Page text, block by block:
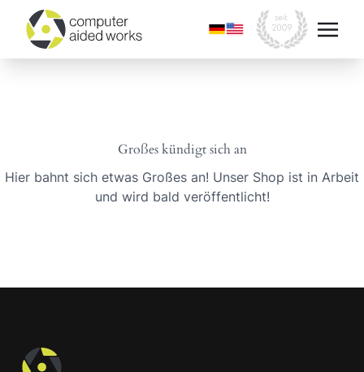
Großes kündigt sich an
Hier bahnt sich etwas Großes an! Unser Shop ist in Arbeit
und wird bald veröffentlicht!